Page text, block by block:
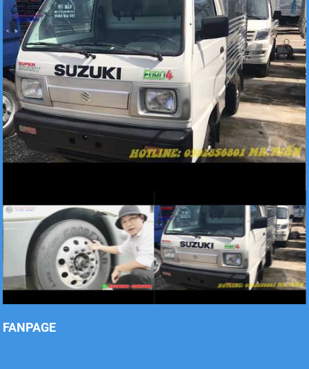
Xe tải Foton 990kg
Xe tải Foton 990kg
Xe tải Foton 990kg
FANPAGE